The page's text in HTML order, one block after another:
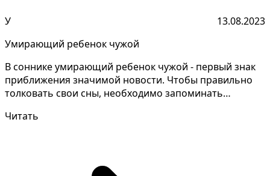
У
13.08.2023
Умирающий ребенок чужой
В соннике умирающий ребенок чужой - первый знак
приближения значимой новости. Чтобы правильно
толковать свои сны, необходимо запоминать
Читать